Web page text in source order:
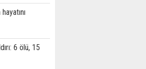
6 ölü, 15